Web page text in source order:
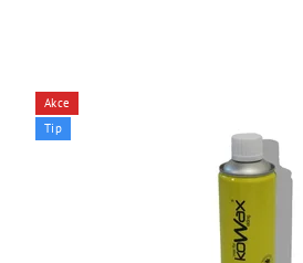
Akce
Tip